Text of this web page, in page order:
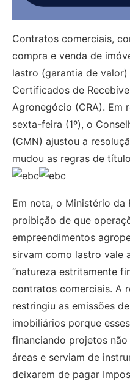
Contratos comerciais,
compra e venda de
lastro (garantia de
Certificados de
Agronegócio (CRA). Em
sexta-feira (1º), o
(CMN) ajustou a
mudou as regras de
Em nota, o Ministério da
proibição de que
empreendimentos
sirvam como lastro vale
“natureza estritamente
contratos comerciais. A
restringiu as emissões
imobiliários porque
financiando projetos
áreas e serviam de
deixarem de pagar